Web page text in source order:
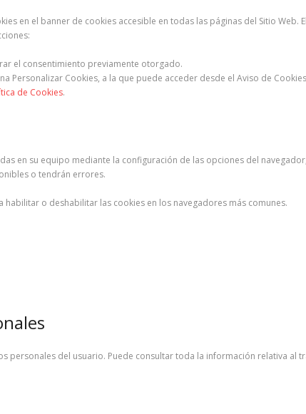
en el banner de cookies accesible en todas las páginas del Sitio
el consentimiento previamente otorgado.
Personalizar Cookies, a la que puede acceder desde el Aviso de
de Cookies.
en su equipo mediante la configuración de las opciones del
o tendrán errores.
habilitar o deshabilitar las cookies en los navegadores más comunes.
personales del usuario. Puede consultar toda la información relativa